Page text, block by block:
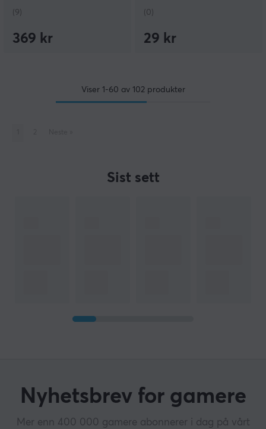
(9)
369 kr
(0)
29 kr
Viser 1-60 av 102produkter
Sist sett
Nyhetsbrev for gamere
Mer enn 400 000 gamere abonnerer i dag på vårt